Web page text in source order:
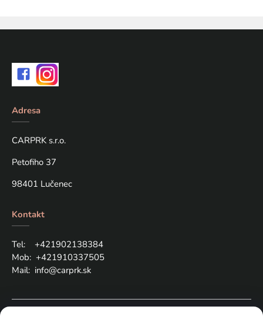
Adresa
CARPRK s.r.o.
Petofiho 37
98401 Lučenec
Kontakt
Tel: +421902138384
Mob: +421910337505
Mail: info@carprk.sk